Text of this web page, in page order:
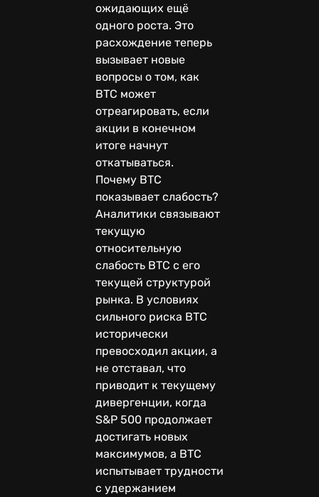
ожидающих ещё
одного роста. Это
расхождение теперь
вызывает новые
вопросы о том, как
BTC может
отреагировать, если
акции в конечном
итоге начнут
откатываться.
Почему BTC
показывает слабость?
Аналитики связывают
текущую
относительную
слабость BTC с его
текущей структурой
рынка. В условиях
сильного риска BTC
исторически
превосходил акции, а
не отставал, что
приводит к текущему
дивергенции, когда
S&P 500 продолжает
достигать новых
максимумов, а BTC
испытывает трудности
с удержанием